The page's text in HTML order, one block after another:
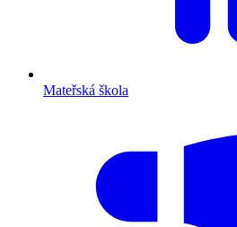
Mateřská škola